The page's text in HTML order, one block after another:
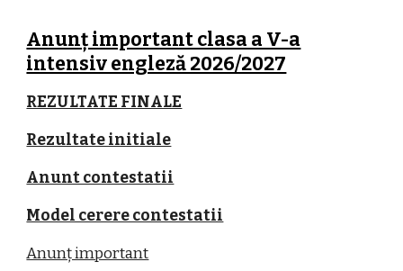
Anunț important clasa a V-a
intensiv engleză 2026/2027
REZULTATE FINALE
Rezultate initiale
Anunt contestatii
Model cerere contestatii
Anunț important